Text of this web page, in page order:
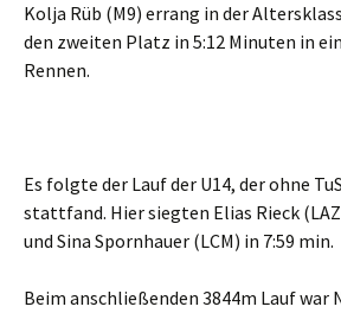
Kolja Rüb (M9) errang in der
den zweiten Platz in 5:12 Minuten in
Rennen.
Es folgte der Lauf der U14, der ohne
stattfand. Hier siegten Elias Rieck
und Sina Spornhauer (LCM) in 7:59 min.
Beim anschließenden 3844m Lauf war